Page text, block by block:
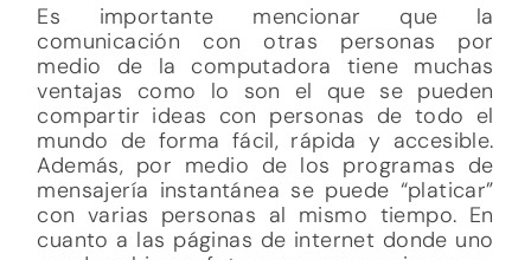
Es importante mencionar que la
comunicación con otras personas por
medio de la computadora tiene muchas
ventajas como lo son el que se pueden
compartir ideas con personas de todo el
mundo de forma fácil, rápida y accesible.
Además, por medio de los programas de
mensajería instantánea se puede “platicar”
con varias personas al mismo tiempo. En
cuanto a las páginas de internet donde uno